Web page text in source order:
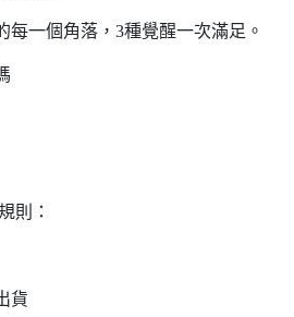
每一個角落，3種覺醒一次滿足。
則：
貨